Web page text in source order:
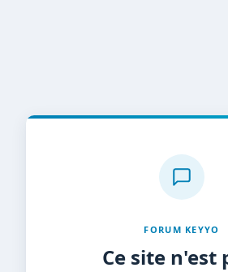
FORUM KEYYO
Ce site n'est